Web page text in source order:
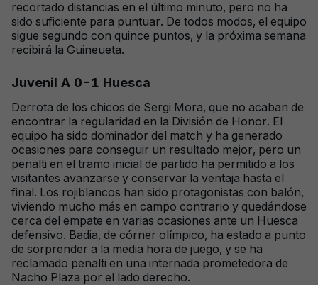
recortado distancias en el último minuto, pero no ha
sido suficiente para puntuar. De todos modos, el equipo
sigue segundo con quince puntos, y la próxima semana
recibirá la Guineueta.
Juvenil A 0-1 Huesca
Derrota de los chicos de Sergi Mora, que no acaban de
encontrar la regularidad en la División de Honor. El
equipo ha sido dominador del match y ha generado
ocasiones para conseguir un resultado mejor, pero un
penalti en el tramo inicial de partido ha permitido a los
visitantes avanzarse y conservar la ventaja hasta el
final. Los rojiblancos han sido protagonistas con balón,
viviendo mucho más en campo contrario y quedándose
cerca del empate en varias ocasiones ante un Huesca
defensivo. Badia, de córner olímpico, ha estado a punto
de sorprender a la media hora de juego, y se ha
reclamado penalti en una internada prometedora de
Nacho Plaza por el lado derecho.